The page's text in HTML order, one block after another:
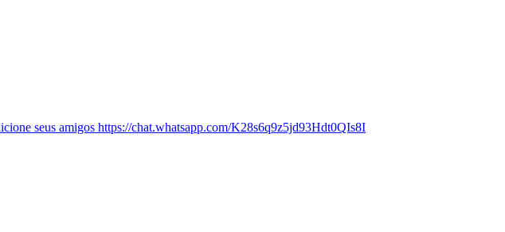
seus amigos https://chat.whatsapp.com/K28s6q9z5jd93Hdt0QIs8I